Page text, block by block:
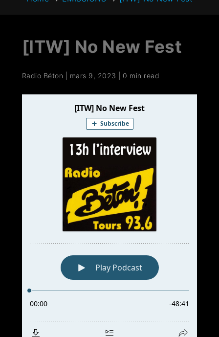
[ITW] No New Fest
Radio Béton mars 9, 2023 0 min read